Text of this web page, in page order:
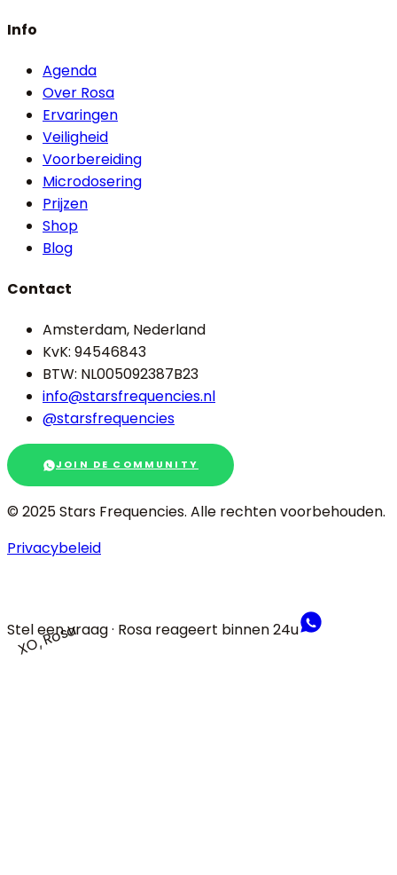
Info
Agenda
Over Rosa
Ervaringen
Veiligheid
Voorbereiding
Microdosering
Prijzen
Shop
Blog
Contact
Amsterdam, Nederland
KvK: 94546843
BTW: NL005092387B23
info@starsfrequencies.nl
@starsfrequencies
JOIN DE COMMUNITY
© 2025 Stars Frequencies. Alle rechten voorbehouden.
Privacybeleid
XO, Rosa
Stel een vraag · Rosa reageert binnen 24u